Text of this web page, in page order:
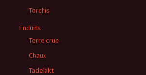
Torchis
Enduits
Terre crue
Chaux
Tadelakt